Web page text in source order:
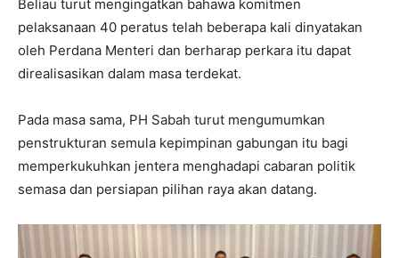
Beliau turut mengingatkan bahawa komitmen
pelaksanaan 40 peratus telah beberapa kali dinyatakan
oleh Perdana Menteri dan berharap perkara itu dapat
direalisasikan dalam masa terdekat.
Pada masa sama, PH Sabah turut mengumumkan
penstrukturan semula kepimpinan gabungan itu bagi
memperkukuhkan jentera menghadapi cabaran politik
semasa dan persiapan pilihan raya akan datang.